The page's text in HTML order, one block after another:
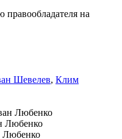
правообладателя на
Шевелев, Клим
Любенко